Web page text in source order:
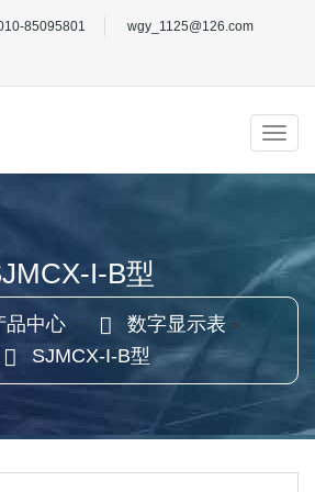
85095801 wgy_1125@126.com
I-B型
品中心 > 数字显示表 >
SJMCX-I-B型